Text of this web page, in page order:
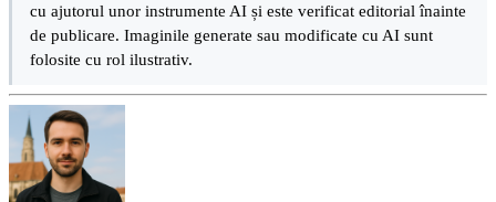
cu ajutorul unor instrumente AI și este verificat editorial înainte
de publicare. Imaginile generate sau modificate cu AI sunt
folosite cu rol ilustrativ.